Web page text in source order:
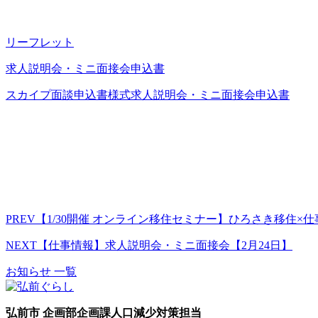
リーフレット
求人説明会・ミニ面接会申込書
スカイプ面談申込書様式求人説明会・ミニ面接会申込書
PREV 【1/30開催 オンライン移住セミナー】ひろさき移住
NEXT 【仕事情報】求人説明会・ミニ面接会【2月24日】
お知らせ 一覧
弘前市 企画部企画課人口減少対策担当